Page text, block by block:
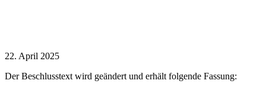
22. April 2025
Der Beschlusstext wird geändert und erhält folgende Fassung: